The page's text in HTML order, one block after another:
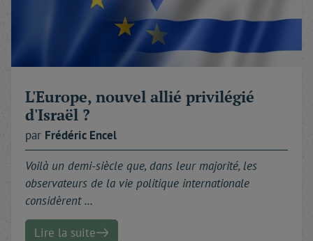
vers nous reviennent en mémoire :
« Croire tout découvert est une erreur profonde,
C'est prendre l'horizon pour les bornes du monde. »
Brigitte Adès et Patrick Wajsman
L'Europe, nouvel allié privilégié
d'Israël ?
par Frédéric Encel
Voilà un demi-siècle que, dans leur majorité, les
observateurs de la vie politique internationale
considèrent …
Lire la suite